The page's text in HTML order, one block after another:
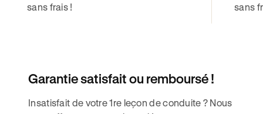
sans frais !
sans
Garantie satisfait ou remboursé !
Insatisfait de votre 1re leçon de conduite ? Nous